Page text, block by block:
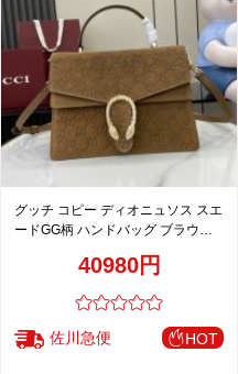
グッチ コピー ディオニュソス スエ
ードGG柄 ハンドバッグ ブラウン
40980円
佐川急便 HOT